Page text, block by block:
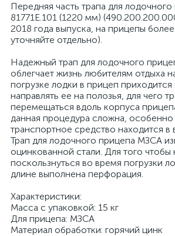
Передняя часть трапа для
81771E.101 (1220 мм)
2018 года выпуска, на прицепы
уточняйте отдельно).
Надежный трап для лодочного
облегчает жизнь любителям отдыха
погрузке лодки в прицеп приходится
направлять ее на полозья, для чего
перемещаться вдоль корпуса
данная процедура сложна, особенно
транспортное средство находится в
Трап для лодочного прицепа МЗСА
оцинкованной стали. Для того чтобы
поскользнуться во время погрузки
длине выполнена перфорация.
Характеристики:
Масса с упаковкой: 15 кг
Для прицепа: МЗСА
Материал обработки: горячий цинк